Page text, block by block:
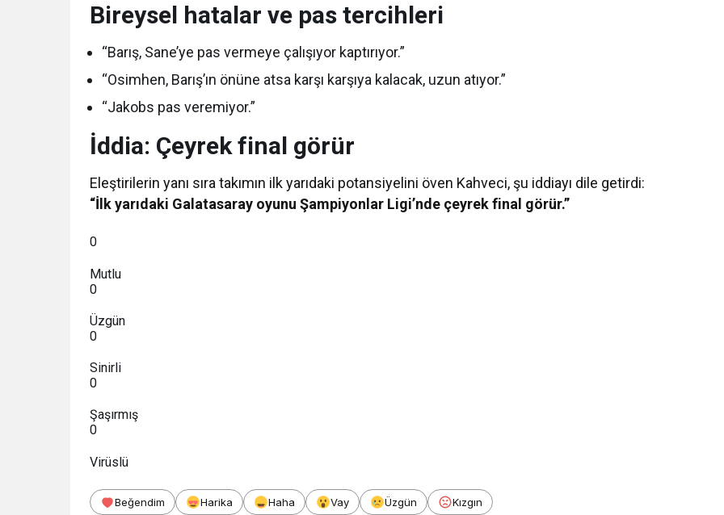
Bireysel hatalar ve pas tercihleri
“Barış, Sane’ye pas vermeye çalışıyor kaptırıyor.”
“Osimhen, Barış’ın önüne atsa karşı karşıya kalacak, uzun atıyor.”
“Jakobs pas veremiyor.”
İddia: Çeyrek final görür
Eleştirilerin yanı sıra takımın ilk yarıdaki potansiyelini öven Kahveci, şu iddiayı dile getirdi:
“İlk yarıdaki Galatasaray oyunu Şampiyonlar Ligi’nde çeyrek final görür.”
0
Mutlu
0
Üzgün
0
Sinirli
0
Şaşırmış
0
Virüslü
Beğendim Harika Haha Vay Üzgün Kızgın